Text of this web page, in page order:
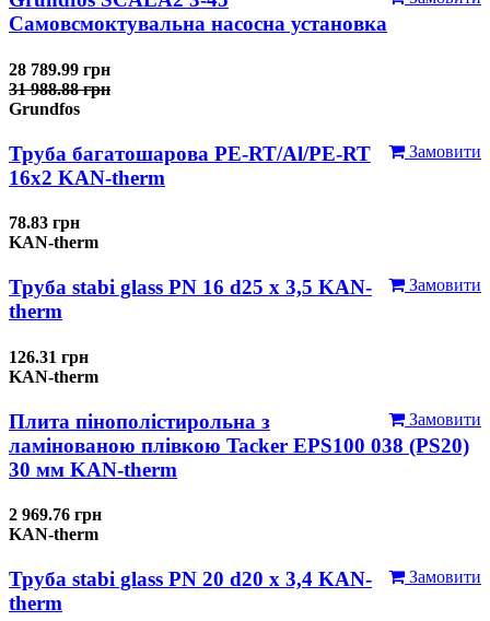
Самовсмоктувальна насосна установка
28 789.99 грн
31 988.88 грн
Grundfos
Замовити
Труба багатошарова PE-RT/Al/PE-RT
16x2 KAN-therm
78.83 грн
KAN-therm
Замовити
Труба stabi glass PN 16 d25 х 3,5 KAN-
therm
126.31 грн
KAN-therm
Замовити
Плита пінополістирольна з
ламінованою плівкою Tacker EPS100 038 (PS20)
30 мм KAN-therm
2 969.76 грн
KAN-therm
Замовити
Труба stabi glass PN 20 d20 х 3,4 KAN-
therm